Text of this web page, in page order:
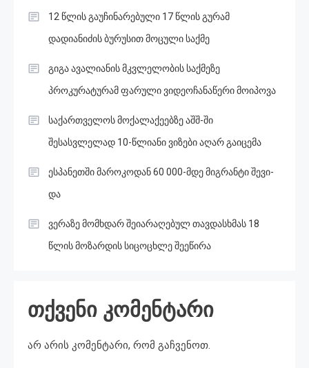
12 წლის გაუჩინარებული 17 წლის გურამ
დადიანიძის ბურუსით მოცული საქმე
გიგა ავალიანის მკვლელობის საქმეზე
პროკურატურამ ფარული ვიდეოჩანაწერი მოიპოვა
საქართველოს მოქალაქეებზე აშშ-ში
შესასვლელად 10-წლიანი ვიზები აღარ გაიცემა
ესპანეთში მა­რო­კო­დან 60 000-მდე მიგ­რან­ტი შე­ვი­
და
ვერაზე მომხდარ შეიარაღებულ თავდასხმას 18
წლის მოზარდის სიცოცხლე შეეწირა
თქვენი კომენტარი
არ არის კომენტარი, რომ გაჩვენოთ.